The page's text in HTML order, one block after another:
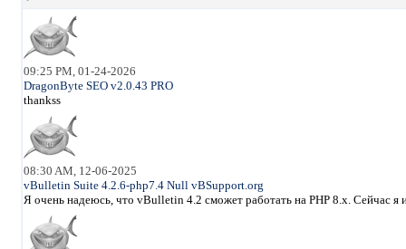
09:25 PM, 01-24-2026
DragonByte SEO v2.0.43 PRO
thankss
08:30 AM, 12-06-2025
vBulletin Suite 4.2.6-php7.4 Null vBSupport.org
Я очень надеюсь, что vBulletin 4.2 сможет работать на PHP 8.x. Сейчас